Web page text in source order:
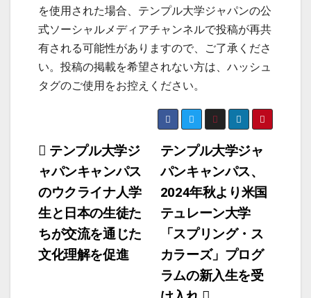
を使用された場合、テンプル大学ジャパンの公
式ソーシャルメディアチャンネルで投稿が再共
有される可能性がありますので、ご了承くださ
い。投稿の掲載を希望されない方は、ハッシュ
タグのご使用をお控えください。
投
稿
ナ
ビ
ゲ
テンプル大学ジャ
パンキャンパス、
2024年秋より米国
テュレーン大学
「スプリング・ス
カラーズ」プログ
ラムの新入生を受
テンプル大学ジ
ャパンキャンパス
のウクライナ人学
生と日本の生徒た
ちが交流を通じた
文化理解を促進